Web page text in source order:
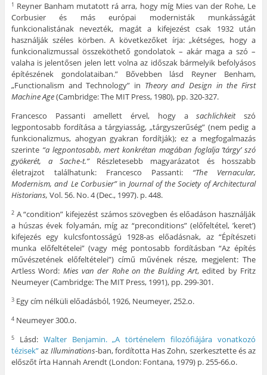
1 Reyner Banham mutatott rá arra, hogy míg Mies van der Rohe, Le
Corbusier és más európai modernisták munkásságát
funkcionalistának nevezték, magát a kifejezést csak 1932 után
használják széles körben. A következőket írja: „kétséges, hogy a
funkcionalizmussal összeköthető gondolatok – akár maga a szó –
valaha is jelentősen jelen lett volna az időszak bármelyik befolyásos
építészének gondolataiban.” Bővebben lásd Reyner Benham,
„Functionalism and Technology” in Theory and Design in the First
Machine Age(Cambridge: The MIT Press, 1980), pp. 320-327.
Francesco Passanti amellett érvel, hogy asachlichkeitszó
legpontosabb fordítása a tárgyiasság, „tárgyszerűség” (nem pedig a
funkcionalizmus, ahogyan gyakran fordítják); ez a megfogalmazás
szerinte “a legpontosabb, mert konkrétan magában foglalja ’tárgy’ szó
gyökerét, a Sache-t.”Részletesebb magyarázatot és hosszabb
életrajzot találhatunk: Francesco Passanti: “The Vernacular,
Modernism, and Le Corbusier”in Journal ofthe Society of Architectural
Historians, Vol. 56. No. 4 (Dec., 1997). p. 448.
2A “condition” kifejezést számos szövegben és előadáson használják
a húszas évek folyamán, míg az “preconditions” (előfeltétel, ’keret’)
kifejezés egy kulcsfontosságú 1928-as előadásnak, az “Építészeti
munka előfeltételei” (vagy még pontosabb fordításban “Az építés
művészetének előfeltételei”) című művének része, megjelent: The
Artless Word: Mies van der Rohe on the Bulding Art, edited by Fritz
Neumeyer (Cambridge: The MIT Press, 1991), pp. 299-301.
3Egy cím nélküli előadásból, 1926, Neumeyer, 252.o.
4Neumeyer 300.o.
5Lásd: Walter Benjamin. „A történelem filozófiájára vonatkozó
tézisek”az Illuminations-ban, fordította Has Zohn, szerkesztette és az
előszőt írta Hannah Arendt (London: Fontana, 1979) p. 255-66.o.